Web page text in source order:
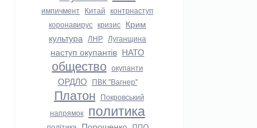
импичмент Китай контрнаступ
коронавирус кризис Крим
культура ЛНР Луганщина
наступ окупантів НАТО
общество окупанти
ОРДЛО ПВК "Вагнер"
Платон Покровський
напрямок политика